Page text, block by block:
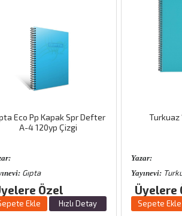
Turkuaz 160 Yp Çizgili
Yazar:
Yayınevi:Turkuaz
Üyelere Özel
Sepete Ekle Hızlı Detay
Keskin
Yazar:
Yayınevi:
Sepete